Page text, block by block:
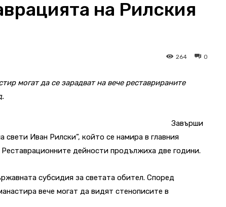
на Рилския
0
264
могат да се зарадват на вече реставрираните
Завърши
свети Иван Рилски”, който се намира в главния
дейности продължиха две години.
субсидия за светата обител. Според
вече могат да видят стенописите в